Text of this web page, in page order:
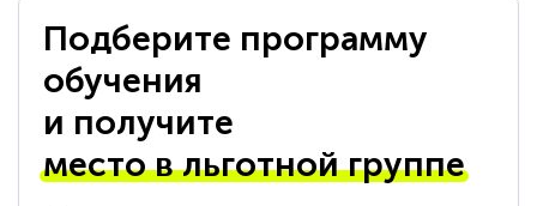
Подберите программу
обучения
и получите
место в льготной группе